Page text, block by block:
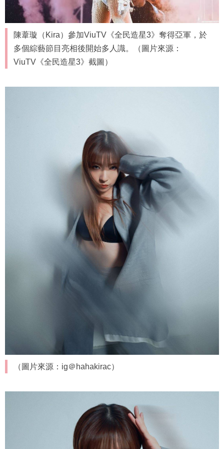
陳葦璇（Kira）參加ViuTV《全民造星3》奪得亞軍，於
多個綜藝節目亮相後開始多人識。（圖片來源：
ViuTV《全民造星3》截圖）
（圖片來源：ig＠hahakirac）